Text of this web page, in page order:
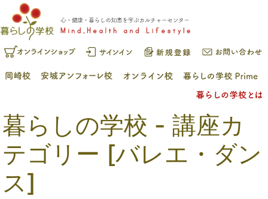
暮らしの学校 - 講座カ
テゴリー [バレエ・ダン
ス]